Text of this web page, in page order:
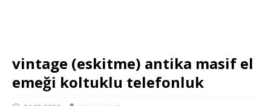
vintage (eskitme) antika masif el
emeği koltuklu telefonluk